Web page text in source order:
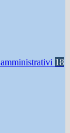
18